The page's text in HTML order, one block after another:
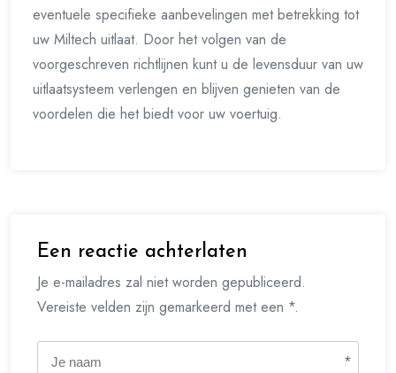
eventuele specifieke aanbevelingen met betrekking tot
uw Miltech uitlaat. Door het volgen van de
voorgeschreven richtlijnen kunt u de levensduur van uw
uitlaatsysteem verlengen en blijven genieten van de
voordelen die het biedt voor uw voertuig.
Een reactie achterlaten
Je e-mailadres zal niet worden gepubliceerd.
Vereiste velden zijn gemarkeerd met een *.
*